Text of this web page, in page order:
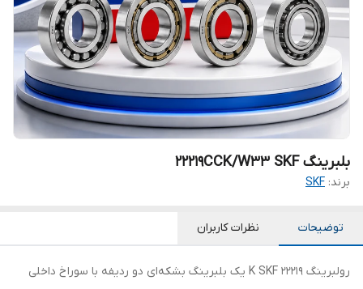
بلبرینگ 22219CCK/W33 SKF
برند: SKF
توضیحات نظرات کاربران
رولبرینگ 22219 K SKF یک بلبرینگ بشکه‌ای دو ردیفه با سوراخ داخلی